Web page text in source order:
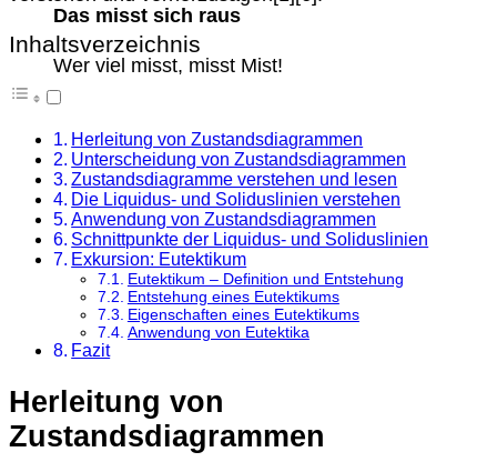
Das misst sich raus
Wer viel misst, misst Mist!
Inhaltsverzeichnis
Herleitung von Zustandsdiagrammen
Unterscheidung von Zustandsdiagrammen
Zustandsdiagramme verstehen und lesen
Die Liquidus- und Soliduslinien verstehen
Anwendung von Zustandsdiagrammen
Schnittpunkte der Liquidus- und Soliduslinien
Exkursion: Eutektikum
Eutektikum – Definition und Entstehung
Entstehung eines Eutektikums
Eigenschaften eines Eutektikums
Anwendung von Eutektika
Fazit
Herleitung von
Zustandsdiagrammen